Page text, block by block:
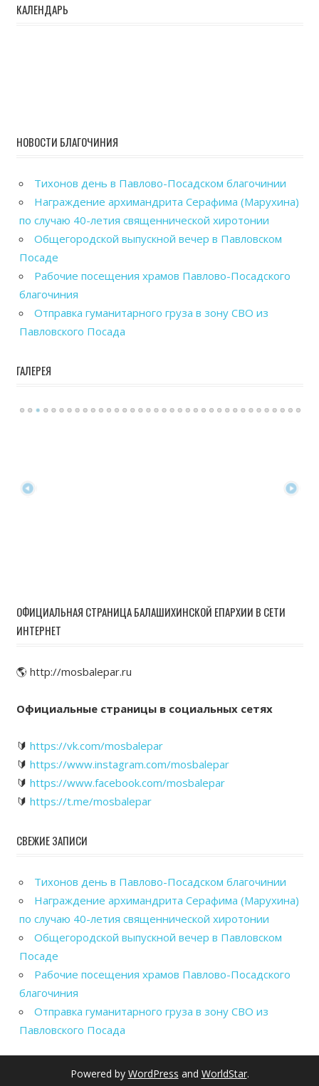
КАЛЕНДАРЬ
НОВОСТИ БЛАГОЧИНИЯ
Тихонов день в Павлово-Посадском благочинии
Награждение архимандрита Серафима (Марухина)
по случаю 40-летия священнической хиротонии
Общегородской выпускной вечер в Павловском
Посаде
Рабочие посещения храмов Павлово-Посадского
благочиния
Отправка гуманитарного груза в зону СВО из
Павловского Посада
ГАЛЕРЕЯ
ОФИЦИАЛЬНАЯ СТРАНИЦА БАЛАШИХИНСКОЙ ЕПАРХИИ В СЕТИ
ИНТЕРНЕТ
🌎 http://mosbalepar.ru
Официальные страницы в социальных сетях
🔰 https://vk.com/mosbalepar
🔰 https://www.instagram.com/mosbalepar
🔰 https://www.facebook.com/mosbalepar
🔰 https://t.me/mosbalepar
СВЕЖИЕ ЗАПИСИ
Тихонов день в Павлово-Посадском благочинии
Награждение архимандрита Серафима (Марухина)
по случаю 40-летия священнической хиротонии
Общегородской выпускной вечер в Павловском
Посаде
Рабочие посещения храмов Павлово-Посадского
благочиния
Отправка гуманитарного груза в зону СВО из
Павловского Посада
Powered by WordPress and WorldStar.